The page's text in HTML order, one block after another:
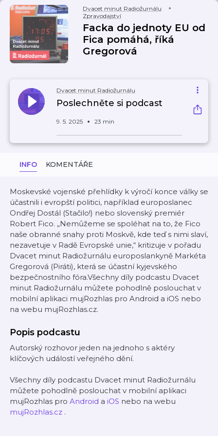
Dvacet minut Radiožurnálu
Zpravodajství
Facka do jednoty EU od
Fica pomáhá, říká
Gregorová
Dvacet minut Radiožurnálu
Poslechněte si podcast
9. 5. 2025 23 min
INFO KOMENTÁŘE
Moskevské vojenské přehlídky k výročí konce války se
účastnili i evropští politici, například europoslanec
Ondřej Dostál (Stačilo!) nebo slovenský premiér
Robert Fico. „Nemůžeme se spoléhat na to, že Fico
naše obranné snahy proti Moskvě, kde teď s nimi slaví,
nezavetuje v Radě Evropské unie,“ kritizuje v pořadu
Dvacet minut Radiožurnálu europoslankyně Markéta
Gregorová (Piráti), která se účastní kyjevského
bezpečnostního fóra.Všechny díly podcastu Dvacet
minut Radiožurnálu můžete pohodlně poslouchat v
mobilní aplikaci mujRozhlas pro Android a iOS nebo
na webu mujRozhlas.cz.
Popis podcastu
Autorský rozhovor jeden na jednoho s aktéry
klíčových událostí veřejného dění.
Všechny díly podcastu Dvacet minut Radiožurnálu
můžete pohodlně poslouchat v mobilní aplikaci
mujRozhlas pro Android a iOS nebo na webu
mujRozhlas.cz .